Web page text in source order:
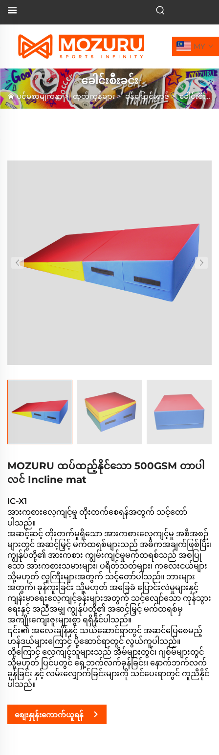
MY
ခေါင်းစီးခင်း
ပင်မစာမျက်နှာ>ထုတ်ကုန်များ>ခုန်ပြောင်းရာဇ်>ခေါင်းစီးခင်း
MOZURU ထပ်ထည့်နိုင်သော 500GSM တာပါ
လင် Incline mat
IC-X1
အားကစားလေ့ကျင့်မှု တိုးတက်စေရန်အတွက် သင့်တော်
ပါသည်။
အဆင့်ဆင့် တိုးတက်မှုရှိသော အားကစားလေ့ကျင့်မှု အစီအစဉ်
များတွင် အဆင့်မြှင့် မက်ထရစ်များသည် အဓိကအချက်ဖြစ်ပြီး၊
ကျွန်ုပ်တို့၏ အားကစား ကျွမ်းကျင်မှုမက်ထရစ်သည် အစပြု
သော အားကစားသမားများ၊ ပရိတ်သတ်များ၊ ကလေးငယ်များ
သို့မဟုတ် လူကြီးများအတွက် သင့်တော်ပါသည်။ ဘားများ
အတွက်၊ ခုန်ကူးခြင်း သို့မဟုတ် အခြေခံ ပြောင်းလဲမှုများနှင့်
ကျန်းမာရေးလေ့ကျင့်ခန်းများအတွက် သင့်လျော်သော ကုန်သွား
ရေးနှင့် အညီအမျှ ကျွန်ုပ်တို့၏ အဆင့်မြှင့် မက်ထရစ်မှ
အကျိုးကျေးဇူးများစွာ ရရှိနိုင်ပါသည်။
၎င်း၏ အလေးချိန်နှင့် သယ်ဆောင်ရာတွင် အဆင်ပြေစေမည့်
ဟန်ဒယ်များကြောင့် ပို့ဆောင်ရာတွင် လွယ်ကူပါသည်။
ထို့ကြောင့် လေ့ကျင့်သူများသည် အိမ်များတွင်၊ ဂျစ်မ်များတွင်
သို့မဟုတ် ပြင်ပတွင် ရှေ့ဘက်လက်ခုန်ခြင်း၊ နောက်ဘက်လက်
ခုန်ခြင်း နှင့် လမ်းလျှောက်ခြင်းများကို သင်ပေးရာတွင် ကူညီနိုင်
ပါသည်။
စျေးနှုန်းကောက်ယူရန်